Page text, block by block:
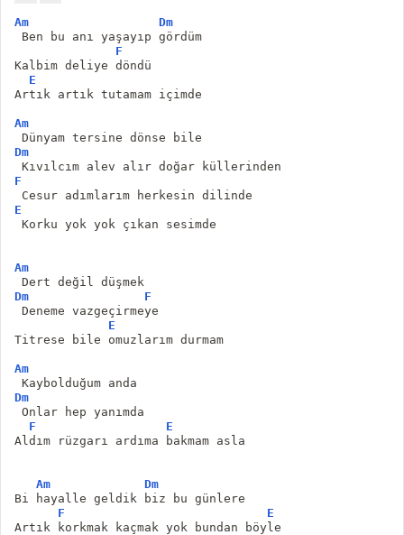
Am
Dm
Ben bu anı yaşayıp gördüm
F
Kalbim deliye döndü
E
Artık artık tutamam içimde
Am
Dünyam tersine dönse bile
Dm
Kıvılcım alev alır doğar küllerinden
F
Cesur adımlarım herkesin dilinde
E
Korku yok yok çıkan sesimde
Am
Dert değil düşmek
Dm
F
Deneme vazgeçirmeye
E
Titrese bile omuzlarım durmam
Am
Kaybolduğum anda
Dm
Onlar hep yanımda
F
E
Aldım rüzgarı ardıma bakmam asla
Am
Dm
Bi hayalle geldik biz bu günlere
F
E
Artık korkmak kaçmak yok bundan böyle